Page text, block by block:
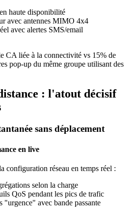
haute disponibilité
avec antennes MIMO 4x4
avec alertes SMS/email
CA liée à la connectivité vs 15% de
pop-up du même groupe utilisant des
: l'atout décisif
sans déplacement
en live
configuration réseau en temps réel :
selon la charge
QoS pendant les pics de trafic
"urgence" avec bande passante